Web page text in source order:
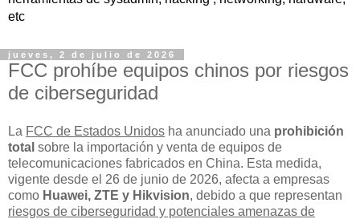
etc
jueves, 2 de julio de 2026
FCC prohíbe equipos chinos por riesgos
de ciberseguridad
La FCC de Estados Unidos ha anunciado una prohibición
total sobre la importación y venta de equipos de
telecomunicaciones fabricados en China. Esta medida,
vigente desde el 26 de junio de 2026, afecta a empresas
como Huawei, ZTE y Hikvision, debido a que representan
riesgos de ciberseguridad y potenciales amenazas de